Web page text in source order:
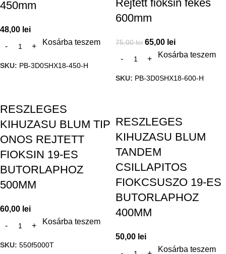
450mm
48,00 lei
Kosárba teszem
SKU: PB-3D0SHX18-450-H
Rejtett fioksin fekes
600mm
75,00lei 65,00 lei
Kosárba teszem
SKU: PB-3D0SHX18-600-H
RESZLEGES
KIHUZASU BLUM TIP
ONOS REJTETT
FIOKSIN 19-ES
BUTORLAPHOZ
500MM
60,00 lei
Kosárba teszem
SKU: 550f5000T
RESZLEGES
KIHUZASU BLUM
TANDEM
CSILLAPITOS
FIOKCSUSZO 19-ES
BUTORLAPHOZ
400MM
50,00 lei
Kosárba teszem